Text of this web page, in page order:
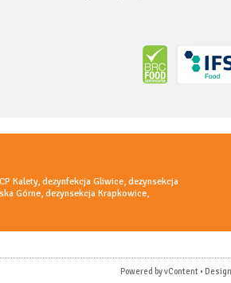
Kalety, dezynfekcja Gliwice, dezynsekcja
Górne, dezynsekcja Krapkowice,
Powered byvContent •